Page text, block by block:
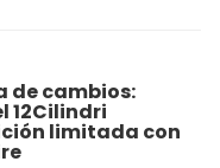
de cambios:
12Cilindri
limitada con